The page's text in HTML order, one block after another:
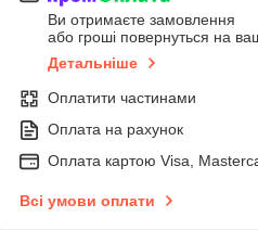
Ви отримаєте замовлення
або гроші повернуться на
Детальніше
Оплатити частинами
Оплата на рахунок
Оплата картою Visa,
Всі умови оплати